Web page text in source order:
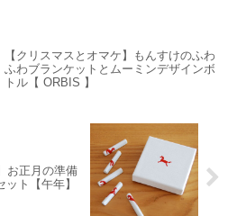
【クリスマスとオマケ】もんすけのふわ
ふわブランケットとムーミンデザインボ
トル【 ORBIS 】
お正月の準備
ト【午年】